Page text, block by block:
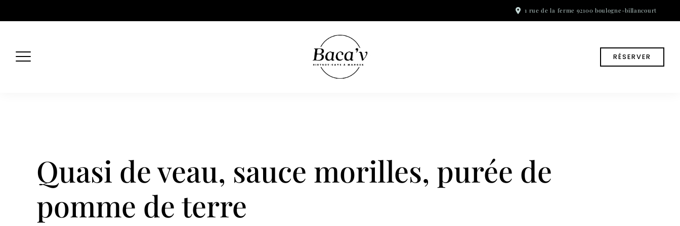
to
1 rue de la ferme 92100 boulogne-billancourt
RÉSERVER
Quasi de veau, sauce morilles, purée de
pomme de terre